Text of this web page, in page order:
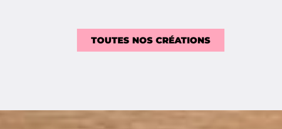
TOUTES NOS CRÉATIONS